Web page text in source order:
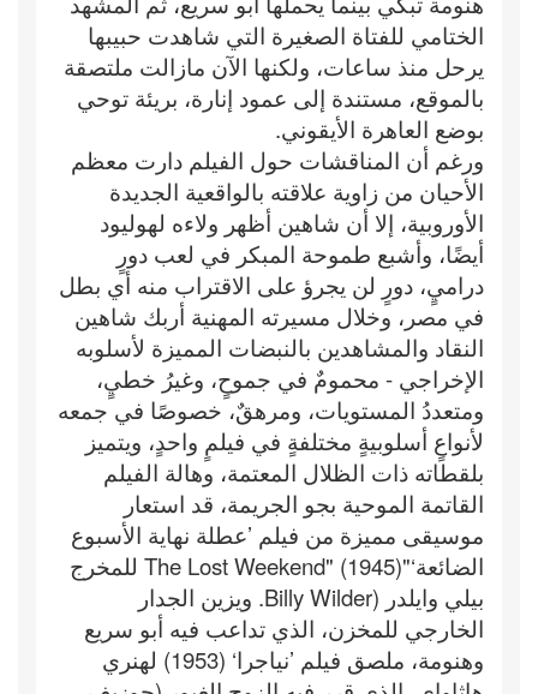
الختامي للفتاة الصغيرة التي شاهدت حبيبها
يرحل منذ ساعات، ولكنها الآن مازالت ملتصقة
بالموقع، مستندة إلى عمود إنارة، بريئة توحي
بوضع العاهرة الأيقوني.
ورغم أن المناقشات حول الفيلم دارت معظم
الأحيان من زاوية علاقته بالواقعية الجديدة
الأوروبية، إلا أن شاهين أظهر ولاءه لهوليود
أيضًا، وأشبع طموحة المبكر في لعب دورٍ
دراميٍ، دورٍ لن يجرؤ على الاقتراب منه أي بطل
في مصر، وخلال مسيرته المهنية أربك شاهين
النقاد والمشاهدين بالنبضات المميزة لأسلوبه
الإخراجي - محمومٌ في جموحٍ، وغيرُ خطيٍ،
ومتعددُ المستويات، ومرهقٌ، خصوصًا في جمعه
لأنواعٍ أسلوبيةٍ مختلفةٍ في فيلمٍ واحدٍ، ويتميز
بلقطاته ذات الظلال المعتمة، وهالة الفيلم
القاتمة الموحية بجو الجريمة، قد استعار
موسيقى مميزة من فيلم ’عطلة نهاية الأسبوع
الضائعة‘"The Lost Weekend" (1945) للمخرج
بيلي وايلدر (Billy Wilder. ويزين الجدار
الخارجي للمخزن، الذي تداعب فيه أبو سريع
وهنومة، ملصق فيلم ’نياجرا‘ (1953) لهنري